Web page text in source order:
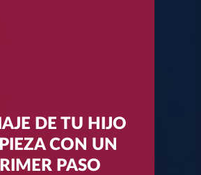
DE TU HIJO
CON UN
PASO